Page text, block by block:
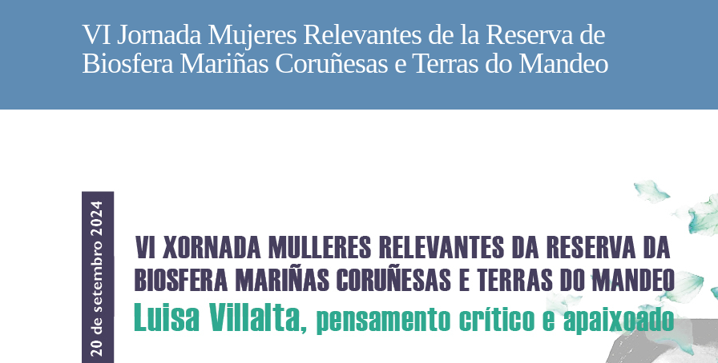
VI Jornada Mujeres Relevantes de la Reserva de
Biosfera Mariñas Coruñesas e Terras do Mandeo